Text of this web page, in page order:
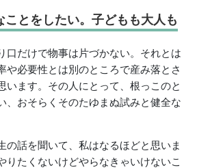
ことをしたい。子どもも大人も
口だけで物事は片づかない。それとは
や必要性とは別のところで産み落とさ
います。その人にとって、根っこのと
、おそらくそのたゆまぬ試みと健全な
の話を聞いて、私はなるほどと思いま
りたくないけどやらなきゃいけないこ